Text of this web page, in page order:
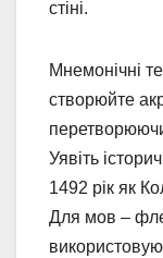
стіні.
Мнемонічні
створюйте
перетворюючи
Уявіть
1492 рік як
Для мов –